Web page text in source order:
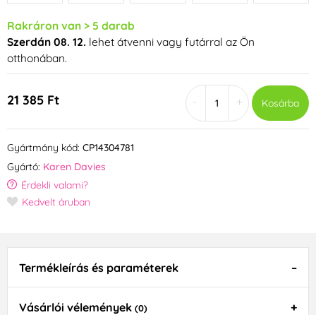
Rakráron van > 5 darab
Szerdán 08. 12. lehet átvenni vagy futárral az Ön
otthonában.
21 385 Ft + Kosárba
Gyártmány kód: CP14304781
Gyártó: Karen Davies
Érdekli valami?
Kedvelt áruban
Termékleírás és paraméterek
Vásárlói vélemények (0)